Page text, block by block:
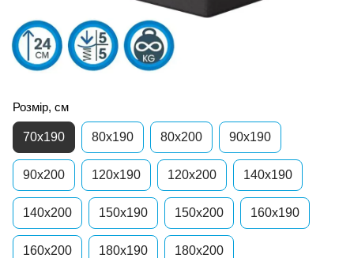
Розмір, см
70x190 80x190 80x200 90x190
90x200 120x190 120x200 140x190
140x200 150x190 150x200 160x190
160x200 180x190 180x200